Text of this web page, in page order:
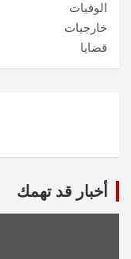
الوفيات
خارجيات
قضايا
أخبار قد تهمك